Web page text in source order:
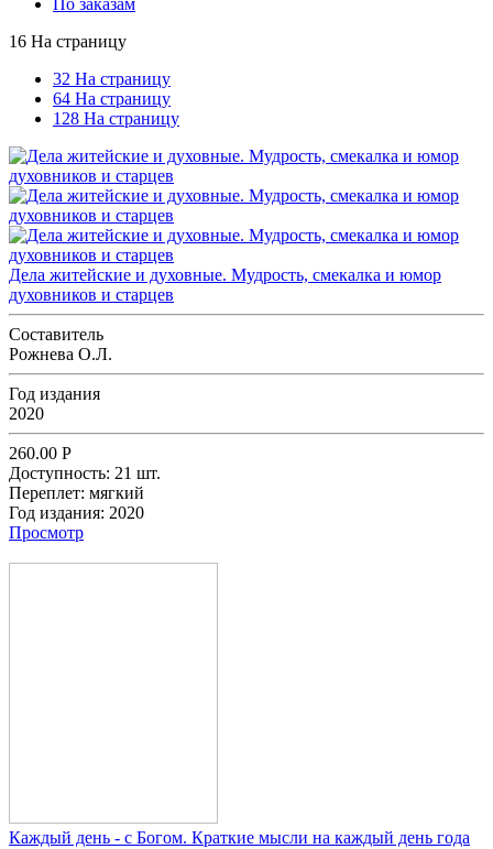
По заказам
16 На страницу
32 На страницу
64 На страницу
128 На страницу
Дела житейские и духовные. Мудрость, смекалка и юмор
духовников и старцев
Составитель
Рожнева О.Л.
Год издания
2020
260.00 Р
Доступность: 21 шт.
Переплет: мягкий
Год издания: 2020
Просмотр
Каждый день - с Богом. Краткие мысли на каждый день года